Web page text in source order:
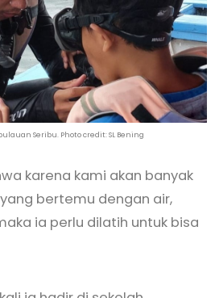
Seribu. Photo credit: SL Bening
karena kami akan banyak
bertemu dengan air,
ia perlu dilatih untuk bisa